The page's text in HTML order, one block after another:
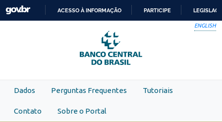
Skip to main content
PARA
O
CONTEÚDO
ACESSO À INFORMAÇÃO PARTICIPE
ENGLISH
Dados Perguntas Frequentes Tutoriais
Contato Sobre o Portal